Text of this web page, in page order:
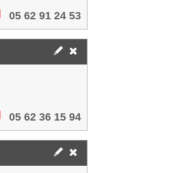
05 62 91 24 53
05 62 36 15 94